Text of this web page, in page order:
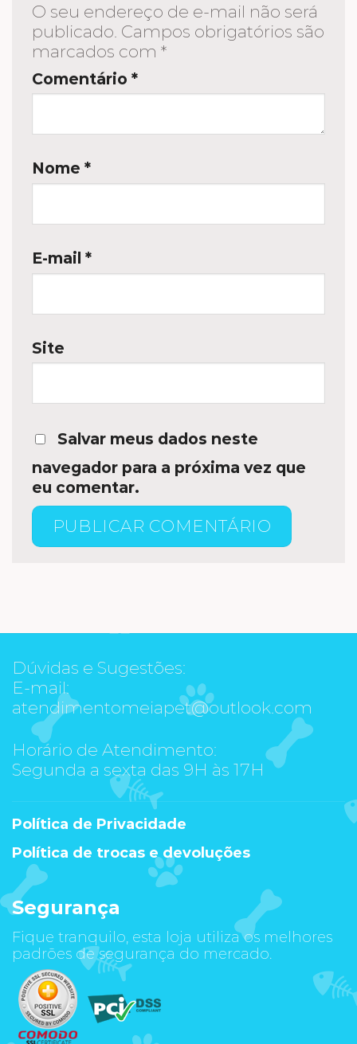
O seu endereço de e-mail não será
publicado. Campos obrigatórios são
marcados com *
Comentário *
Nome *
E-mail *
Site
Salvar meus dados neste
navegador para a próxima vez que
eu comentar.
Dúvidas e Sugestões:
E-mail:
atendimentomeiapet@outlook.com
Horário de Atendimento:
Segunda a sexta das 9H às 17H
Política de Privacidade
Política de trocas e devoluções
Segurança
Fique tranquilo, esta loja utiliza os melhores
padrões de segurança do mercado.